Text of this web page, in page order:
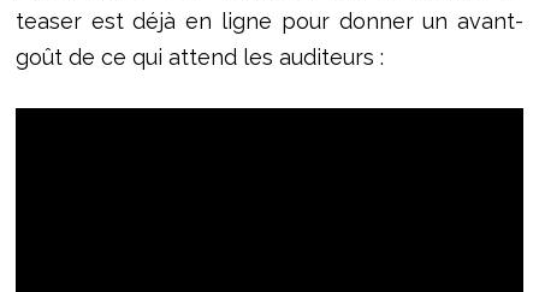
teaser est déjà en ligne pour donner un avant-
goût de ce qui attend les auditeurs :